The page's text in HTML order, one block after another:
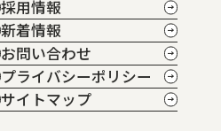
採用情報
新着情報
お問い合わせ
プライバシーポリシー
サイトマップ